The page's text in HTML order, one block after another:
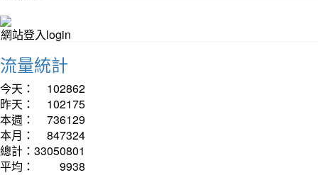
網站登入login
流量統計
今天：
102862
昨天：
102175
本週：
736129
本月：
847324
總計： 33050801
平均：
9938